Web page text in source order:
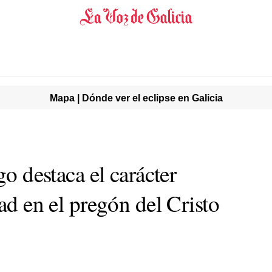
Mapa | Dónde ver el eclipse en Galicia
destaca el carácter
en el pregón del Cristo